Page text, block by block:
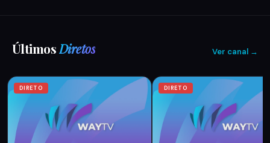
ÚltimosDiretos Ver canal →
DIRETO DIRETO